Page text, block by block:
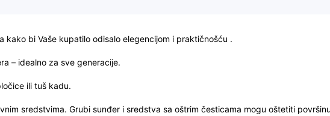
bi Vaše kupatilo odisalo elegencijom i praktičnošću .
– idealno za sve generacije.
ili tuš kadu.
sredstvima. Grubi sunđer i sredstva sa oštrim česticama mogu oštetiti